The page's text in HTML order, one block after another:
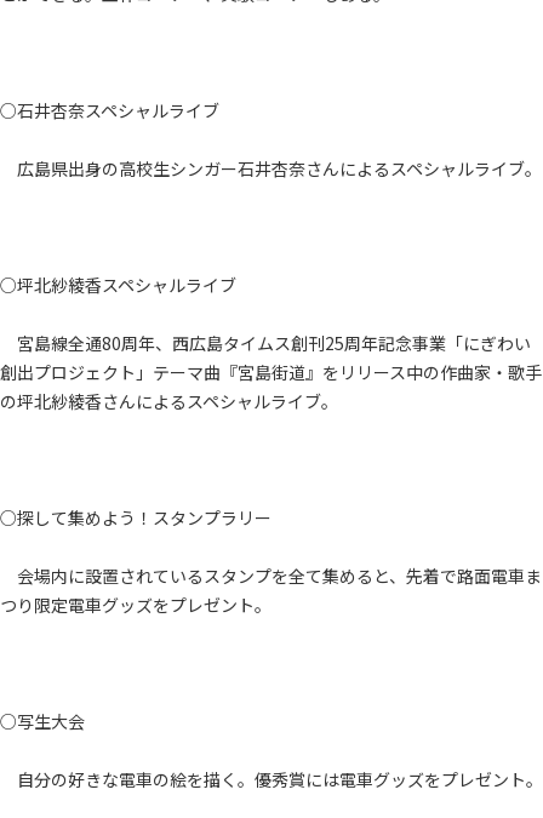
○石井杏奈スペシャルライブ
広島県出身の高校生シンガー石井杏奈さんによるスペシャルライブ。
○坪北紗綾香スペシャルライブ
宮島線全通80周年、西広島タイムス創刊25周年記念事業「にぎわい
創出プロジェクト」テーマ曲『宮島街道』をリリース中の作曲家・歌手
の坪北紗綾香さんによるスペシャルライブ。
○探して集めよう！スタンプラリー
会場内に設置されているスタンプを全て集めると、先着で路面電車ま
つり限定電車グッズをプレゼント。
○写生大会
自分の好きな電車の絵を描く。優秀賞には電車グッズをプレゼント。